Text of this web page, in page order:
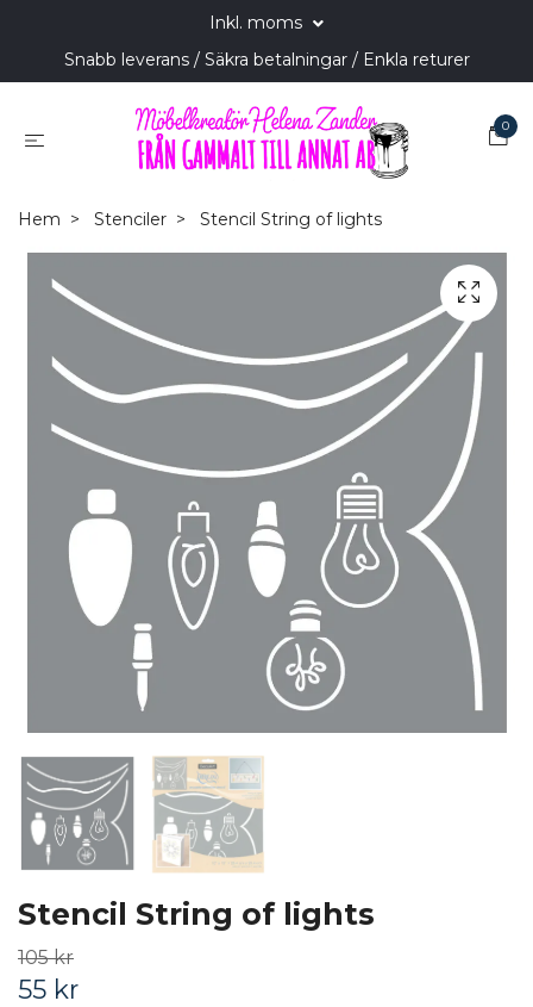
Inkl. moms
Snabb leverans / Säkra betalningar / Enkla returer
0
Hem Stenciler Stencil String of lights
Stencil String of lights
105 kr
55 kr